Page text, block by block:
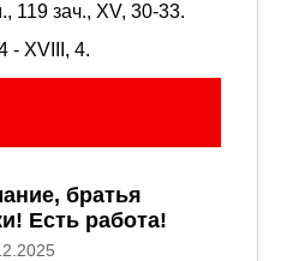
119 зач., XV, 30-33.
- XVIII, 4.
братья
Есть работа!